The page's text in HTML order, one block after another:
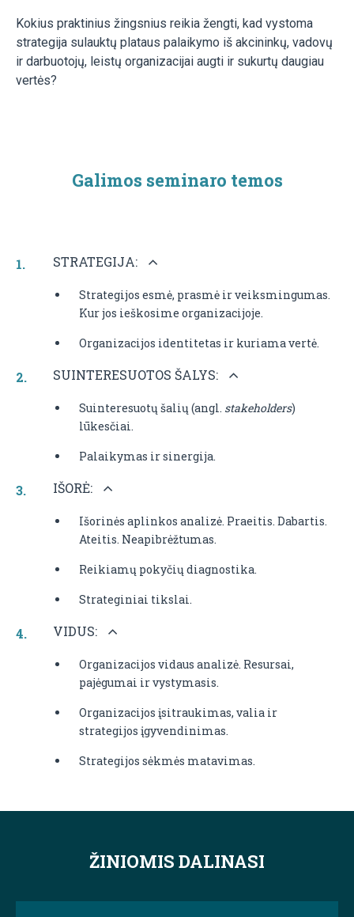
Kokius praktinius žingsnius reikia žengti, kad vystoma
strategija sulauktų plataus palaikymo iš akcininkų, vadovų
ir darbuotojų, leistų organizacijai augti ir sukurtų daugiau
vertės?
Galimos seminaro temos
STRATEGIJA:
Strategijos esmė, prasmė ir veiksmingumas.
Kur jos ieškosime organizacijoje.
Organizacijos identitetas ir kuriama vertė.
SUINTERESUOTOS ŠALYS:
Suinteresuotų šalių (angl. stakeholders)
lūkesčiai.
Palaikymas ir sinergija.
IŠORĖ:
Išorinės aplinkos analizė. Praeitis. Dabartis.
Ateitis. Neapibrėžtumas.
Reikiamų pokyčių diagnostika.
Strateginiai tikslai.
VIDUS:
Organizacijos vidaus analizė. Resursai,
pajėgumai ir vystymasis.
Organizacijos įsitraukimas, valia ir
strategijos įgyvendinimas.
Strategijos sėkmės matavimas.
ŽINIOMIS DALINASI